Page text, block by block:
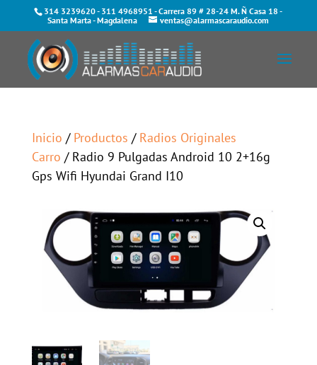
314 3239620- 311 4968951 - Carrera 89 # 28-24 M. Ñ Casa 18 -
Santa Marta - Magdalena
ventas@alarmascaraudio.com
Inicio / Productos / Radios Originales
Carro / Radio 9 Pulgadas Android 10 2+16g
Gps Wifi Hyundai Grand I10